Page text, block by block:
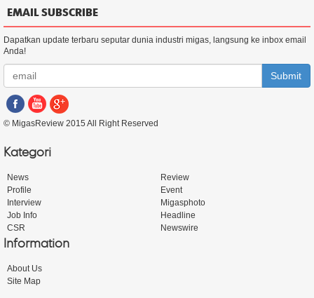
EMAIL SUBSCRIBE
Dapatkan update terbaru seputar dunia industri migas, langsung ke inbox email
Anda!
Submit
© MigasReview 2015 All Right Reserved
Kategori
News
Review
Profile
Event
Interview
Migasphoto
Job Info
Headline
CSR
Newswire
Information
About Us
Site Map